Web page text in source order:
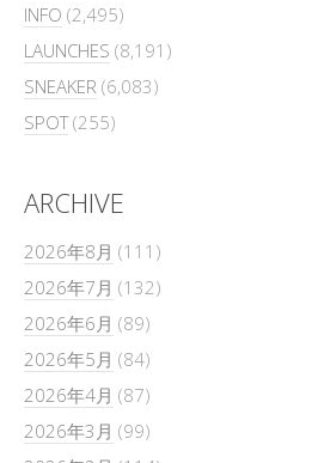
INFO (2,495)
LAUNCHES (8,191)
SNEAKER (6,083)
SPOT(255)
ARCHIVE
2026年8月 (111)
2026年7月 (132)
2026年6月 (89)
2026年5月 (84)
2026年4月 (87)
2026年3月 (99)